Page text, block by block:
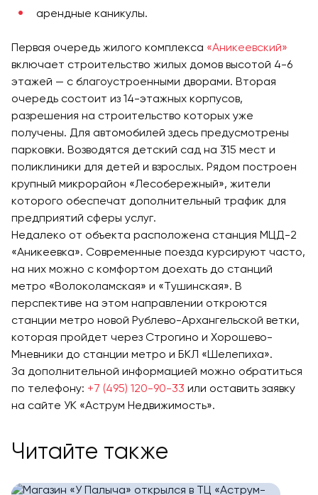
арендные каникулы.
Первая очередь жилого комплекса «Аникеевский»
включает строительство жилых домов высотой 4-6
этажей — с благоустроенными дворами. Вторая
очередь состоит из 14-этажных корпусов,
разрешения на строительство которых уже
получены. Для автомобилей здесь предусмотрены
парковки. Возводятся детский сад на 315 мест и
поликлиники для детей и взрослых. Рядом построен
крупный микрорайон «Лесобережный», жители
которого обеспечат дополнительный трафик для
предприятий сферы услуг.
Недалеко от объекта расположена станция МЦД-2
«Аникеевка». Современные поезда курсируют часто,
на них можно с комфортом доехать до станций
метро «Волоколамская» и «Тушинская». В
перспективе на этом направлении откроются
станции метро новой Рублево-Архангельской ветки,
которая пройдет через Строгино и Хорошево-
Мневники до станции метро и БКЛ «Шелепиха».
За дополнительной информацией можно обратиться
по телефону: +7 (495) 120-90-33 или оставить заявку
на сайте УК «Аструм Недвижимость».
Читайте также